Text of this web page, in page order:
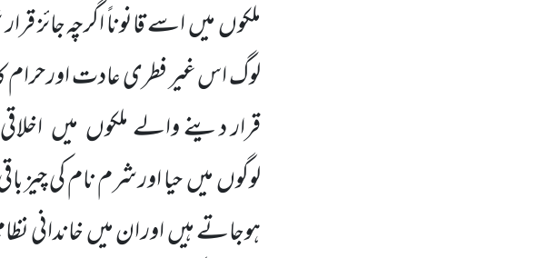
ملکوں میں اسے قانوناً اگرچہ جائز
لوگ اس غیر فطری عادت اور حرام
قرار دینے والے ملکوں میں
لوگوں میں حیا اور شرم نام کی
ہوجاتے ہیں اور ان میں خاندانی